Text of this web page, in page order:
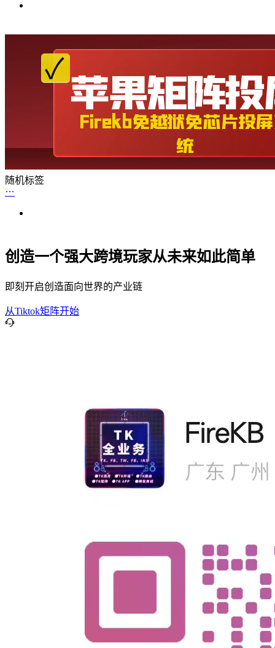
随机标签
创造一个强大跨境玩家从未来如此简单
即刻开启创造面向世界的产业链
从Tiktok矩阵开始